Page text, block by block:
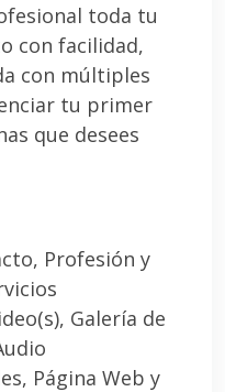
toda tu
con facilidad,
con múltiples
tu primer
que desees
Profesión y
Galería de
Página Web y